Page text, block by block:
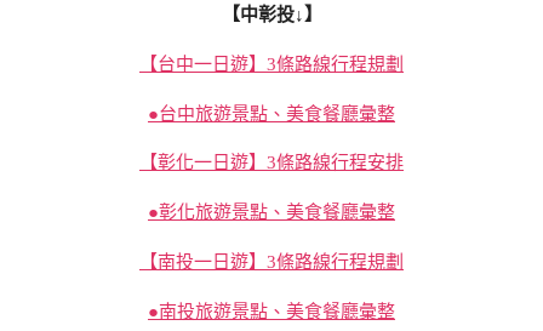
【中彰投↓】
【台中一日遊】3條路線行程規劃
●台中旅遊景點、美食餐廳彙整
【彰化一日遊】3條路線行程安排
●彰化旅遊景點、美食餐廳彙整
【南投一日遊】3條路線行程規劃
●南投旅遊景點、美食餐廳彙整